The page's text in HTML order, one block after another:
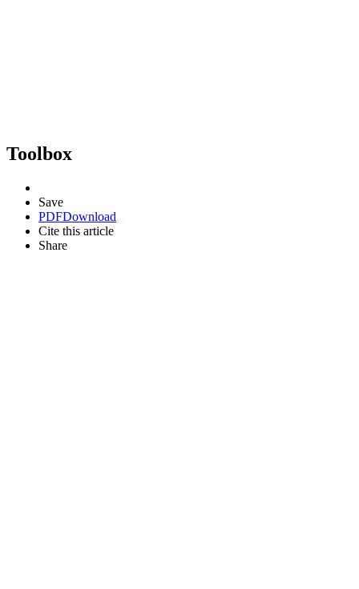
Toolbox
Save
PDFDownload
Cite this article
Share